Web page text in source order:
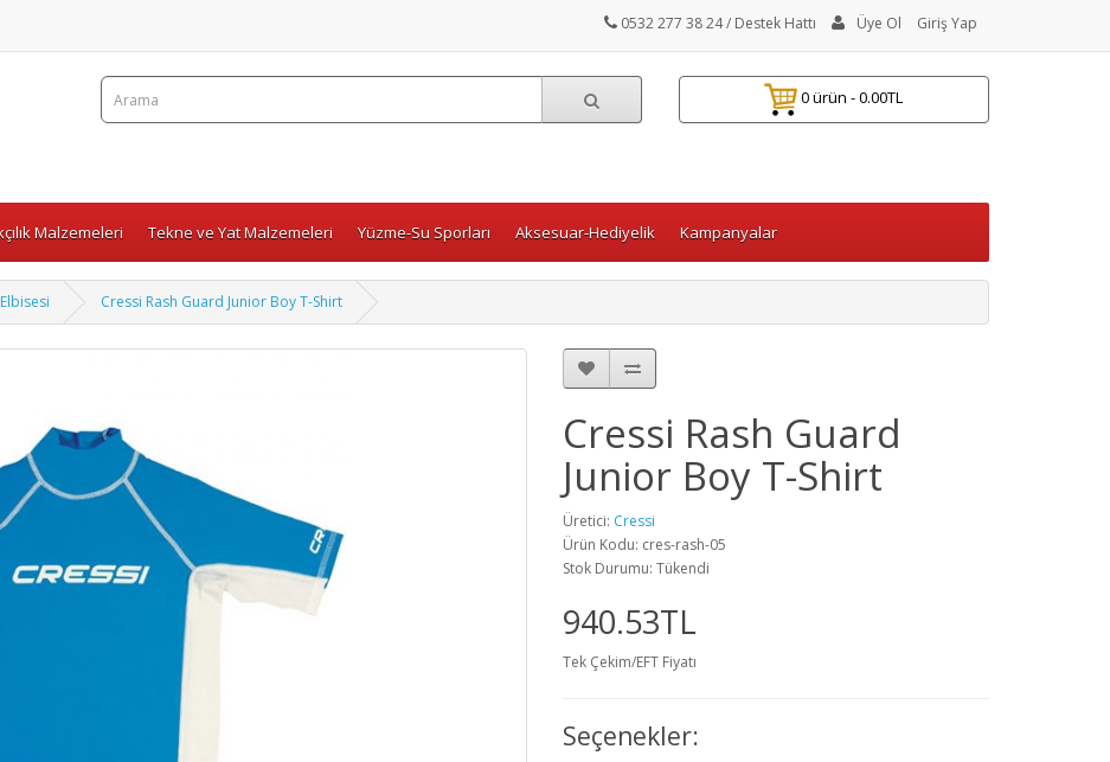
0532 277 38 24/ Destek Hattı Üye Ol Giriş Yap
0 ürün - 0.00TL
Malzemeleri Tekne ve Yat Malzemeleri Yüzme-Su Sporları Aksesuar-Hediyelik Kampanyalar
Cressi Rash Guard Junior Boy T-Shirt
Cressi Rash Guard
Junior Boy T-Shirt
Üretici: Cressi
Ürün Kodu: cres-rash-05
Stok Durumu: Tükendi
940.53TL
Tek Çekim/EFT Fiyatı
Seçenekler: